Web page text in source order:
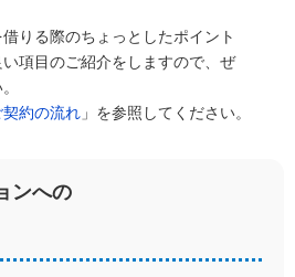
りる際のちょっとしたポイント
項目のご紹介をしますので、ぜ
契約の流れ 」を参照してください。
ンへの